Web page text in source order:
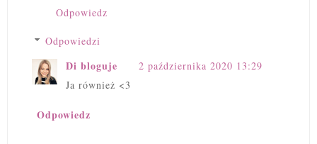
Odpowiedz
Odpowiedzi
Di bloguje
2 października 2020 13:29
Ja również <3
Odpowiedz